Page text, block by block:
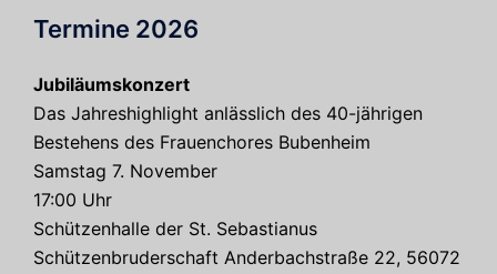
Termine 2026
Jubiläumskonzert
Das Jahreshighlight anlässlich des 40-jährigen
Bestehens des Frauenchores Bubenheim
Samstag 7. November
17:00 Uhr
Schützenhalle der St. Sebastianus
Schützenbruderschaft Anderbachstraße 22, 56072